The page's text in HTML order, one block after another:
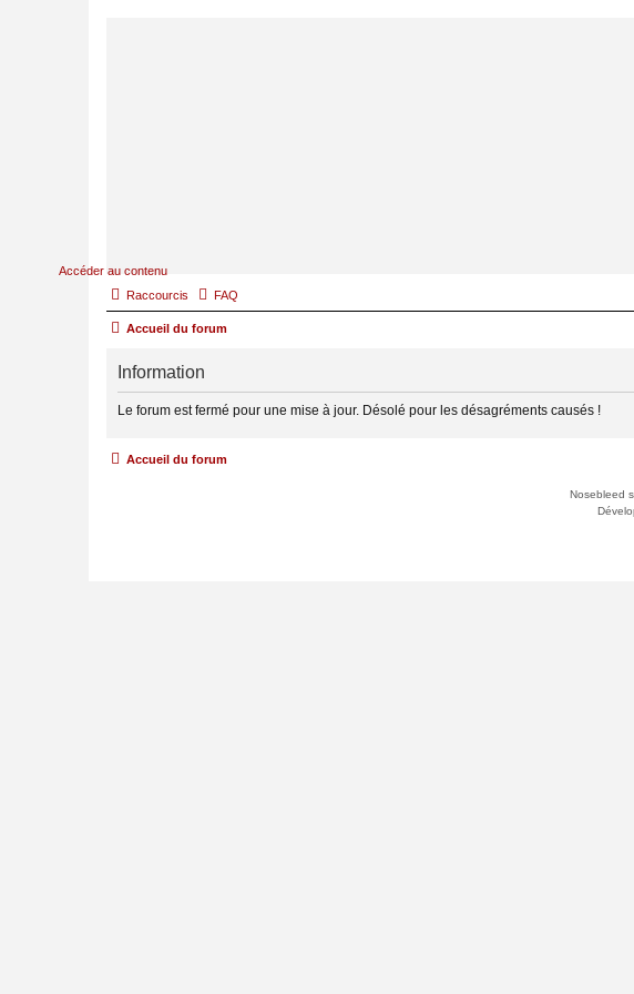
Accéder au contenu
Raccourcis FAQ
Accueil du forum
Information
Le forum est fermé pour une mise à jour. Désolé pour les désagréments causés !
Accueil du forum
Nosebleed